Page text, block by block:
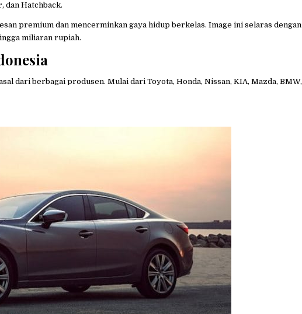
dan Hatchback.
premium dan mencerminkan gaya hidup berkelas. Image ini selaras dengan
miliaran rupiah.
dari berbagai produsen. Mulai dari Toyota, Honda, Nissan, KIA, Mazda, BMW,